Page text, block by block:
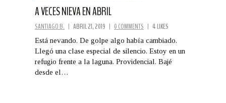
A VECES NIEVA EN ABRIL
SANTIAGO B. | ABRIL 21, 2019 | 0 COMMENTS | 4 LIKES
Está nevando. De golpe algo había cambiado.
Llegó una clase especial de silencio. Estoy en un
refugio frente a la laguna. Providencial. Bajé
desde el…